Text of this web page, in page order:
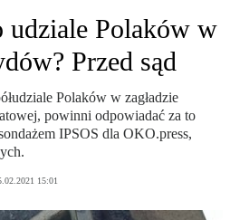
udziale Polaków w
Przed sąd
Polaków w zagładzie
powinni odpowiadać za to
IPSOS dla OKO.press,
15:01